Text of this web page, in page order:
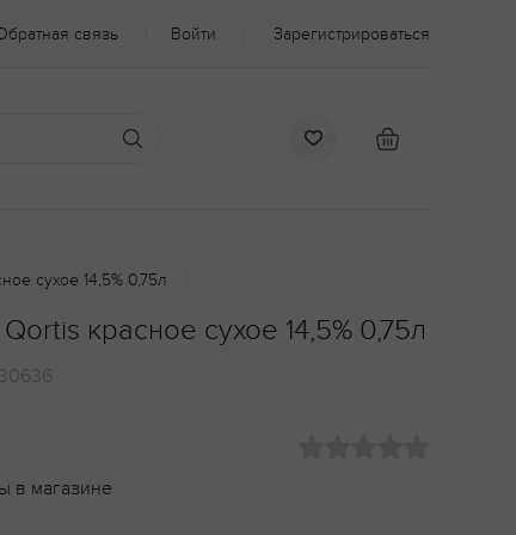
связь Войти Зарегистрироваться
сухое 14,5% 0,75л
красное сухое 14,5% 0,75л
в магазине